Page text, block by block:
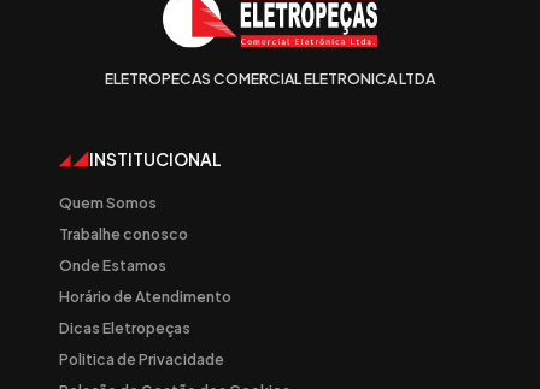
ELETROPECAS COMERCIAL ELETRONICA LTDA
INSTITUCIONAL
Quem Somos
Trabalhe conosco
Onde Estamos
Horário de Atendimento
Dicas Eletropeças
Politica de Privacidade